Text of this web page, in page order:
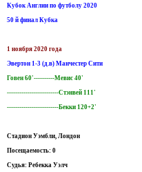
а
Кубок Англии по футболу 2020
50 й финал Кубка
1 ноября 2020 года
Эвертон 1-3 (д.в) Манчестер Сити
Говен 60'----------Мевис 40'
-------------------------Стэнвей 111'
-------------------------Бекки 120+2'
Стадион Уэмбли, Лондон
Посещаемость: 0
Судья: Ребекка Уэлч